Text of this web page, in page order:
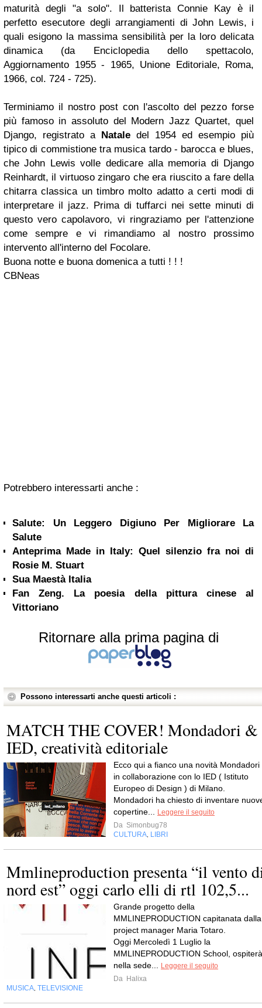
maturità degli "a solo". Il batterista Connie Kay è il
perfetto esecutore degli arrangiamenti di John Lewis, i
quali esigono la massima sensibilità per la loro delicata
dinamica(da Enciclopedia dello spettacolo,
Aggiornamento 1955 - 1965, Unione Editoriale, Roma,
1966, col. 724 - 725).
Terminiamo il nostro post con l'ascolto del pezzo forse
più famoso in assoluto del Modern Jazz Quartet, quel
Django, registrato a Natale del 1954 ed esempio più
tipico di commistione tra musica tardo - barocca e blues,
che John Lewis volle dedicare alla memoria di Django
Reinhardt, il virtuoso zingaro che era riuscito a fare della
chitarra classica un timbro molto adatto a certi modi di
interpretare il jazz. Prima di tuffarci nei sette minuti di
questo vero capolavoro, vi ringraziamo per l'attenzione
come sempre e vi rimandiamo al nostro prossimo
intervento all'interno del Focolare.
Buona notte e buona domenica a tutti ! ! !
CBNeas
Potrebbero interessarti anche :
Salute: Un Leggero Digiuno Per Migliorare La
Salute
Anteprima Made in Italy: Quel silenzio fra noi di
Rosie M. Stuart
Sua Maestà Italia
Fan Zeng. La poesia della pittura cinese al
Vittoriano
Ritornare alla prima pagina di
Possono interessarti anche questi articoli :
MATCH THE COVER! Mondadori &
IED, creatività editoriale
Ecco qui a fianco una novità Mondadori
in collaborazione con lo IED ( Istituto
Europeo di Design ) di Milano.
Mondadori ha chiesto di inventare
copertine...
Leggere il seguito
Da Simonbug78
CULTURA LIBRI
Mmlineproduction presenta “il vento
nord est” oggi carlo elli di rtl 102,5...
Grande progetto della
MMLINEPRODUCTION capitanata dalla
project manager Maria Totaro.
Oggi Mercoledì 1 Luglio la
MMLINEPRODUCTION School, ospiterà
nella sede...
Leggere il seguito
Da Halixa
MUSICA TELEVISIONE